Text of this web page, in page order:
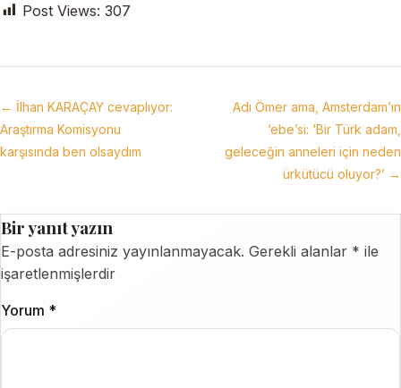
Post Views: 307
← İlhan KARAÇAY cevaplıyor:
Araştırma Komisyonu
karşısında ben olsaydım
Adı Ömer ama, Amsterdam’ın
‘ebe’si: ‘Bir Türk adam,
geleceğin anneleri için neden
ürkütücü oluyor?’ →
Bir yanıt yazın
E-posta adresiniz yayınlanmayacak. Gerekli alanlar * ile
işaretlenmişlerdir
Yorum *